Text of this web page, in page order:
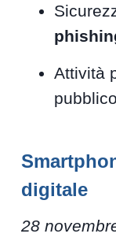
Attività
digitale
28